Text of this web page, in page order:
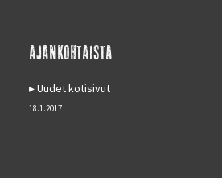
AJANKOHTAISTA
Uudet kotisivut
18.1.2017